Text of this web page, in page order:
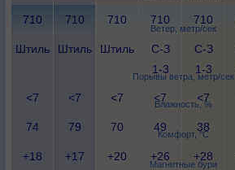
Ветер, метр/сек
Порывы ветра, метр/сек
Влажность, %
Комфорт, °C
Магнитные бури
710 710 710 710 710
Штиль Штиль Штиль
С-З
1-3
С-З
1-3
<7 <7 <7 <7 <7
74 79 70 49 38
+18 +17 +20 +26 +28